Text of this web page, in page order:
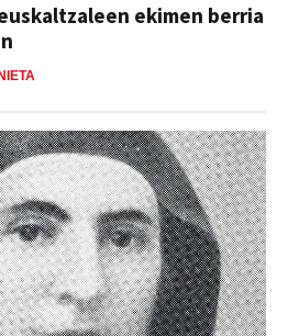
ekimen berria